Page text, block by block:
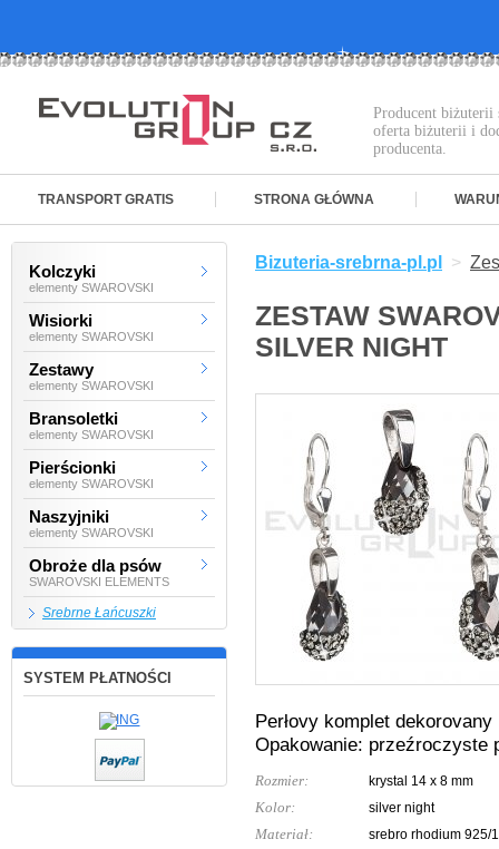
Producent biżuterii
oferta biżuterii i
producenta.
TRANSPORT GRATIS STRONA GŁÓWNA
Kolczyki
elementy SWAROVSKI
Wisiorki
elementy SWAROVSKI
Zestawy
elementy SWAROVSKI
Bransoletki
elementy SWAROVSKI
Pierścionki
elementy SWAROVSKI
Naszyjniki
elementy SWAROVSKI
Obroże dla psów
SWAROVSKI ELEMENTS
Srebrne Łańcuszki
SYSTEM PŁATNOŚCI
Bizuteria-srebrna-pl.pl >
ZESTAW
SILVER NIGHT
Perłovy komplet dekorovany
Opakowanie: przeźroczyste
Rozmier: krystal 14 x 8 mm
Kolor: silver night
Materiał: srebro rhodium 925/